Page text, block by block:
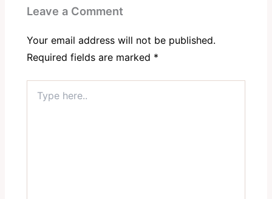
Leave a Comment
Your email address will not be published.
Required fields are marked *
here..